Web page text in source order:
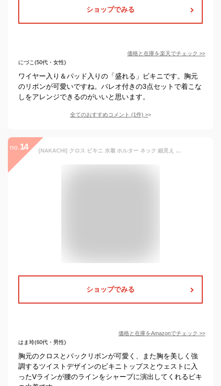
ショップでみる
価格と在庫を楽天でチェック >>
にづこ(50代・女性)
ワイヤー入り＆パッド入りの「盛れる」ビキニです。胸元
のリボンが可愛いですね。パレオ付きの3点セットで着こな
しをアレンジできるのがいいと思います。
全てのおすすめコメント (1件) >
no. 14 [NAKACHI] クロス ビキニ 水着 ホルター ネック 細見え 効果 Vデザイン 無地 レディース (L, ブラック)
ショップでみる
価格と在庫をAmazonでチェック >>
はま玲(60代・男性)
胸元のクロスとバックリボンが可愛く、また胸を美しく強
調するツイストデザインのビキニトップスとウェストに入
ったVラインが腰のラインをシャープに演出してくれるビキ